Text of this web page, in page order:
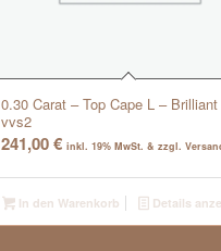
0.30 Carat – Top Cape L – Brilliant
vvs2
241,00€ inkl. 19% MwSt. & zzgl.
In den Warenkorb Details